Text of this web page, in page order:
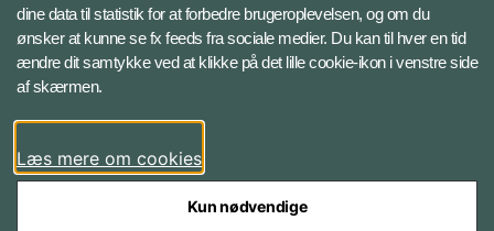
Instagram
Bluesky
dine data til statistik for at forbedre brugeroplevelsen, og om du
ønsker at kunne se fx feeds fra sociale medier. Du kan til hver en tid
ændre dit samtykke ved at klikke på det lille cookie-ikon i venstre side
af skærmen.
Læs mere om cookies
Kun nødvendige